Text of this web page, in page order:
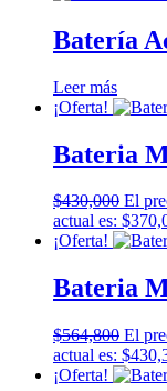
Batería
Leer más
¡Oferta!
Bateria
$430,000 El
actual es:
¡Oferta!
Bateria
$564,800 El
actual es:
¡Oferta!